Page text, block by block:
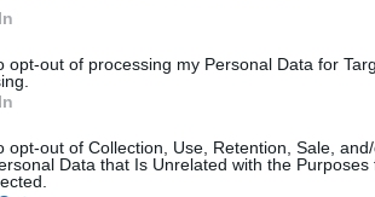
opt-out of processing my Personal Data for
opt-out of Collection, Use, Retention, Sale,
Data that Is Unrelated with the Purposes